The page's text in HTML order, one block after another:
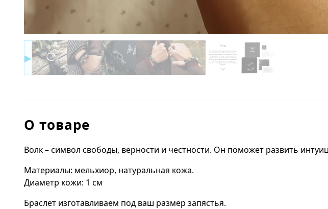
▶
О товаре
Волк – символ свободы, верности и честности. Он поможет развить
Материалы: мельхиор, натуральная кожа.
Диаметр кожи: 1 см
Браслет изготавливаем под ваш размер запястья.